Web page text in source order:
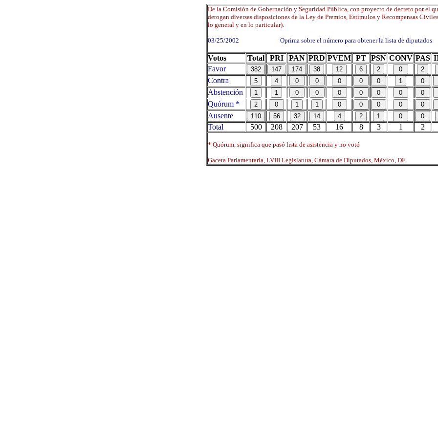
De la Comisión de Gobernación y Seguridad Pública, con proyecto de decreto por el
derogan diversas disposiciones de la Ley de Premios, Estímulos y Recompensas
lo general y en lo particular).
03/25/2002 Oprima sobre el número para obtener la lista de diputados
Votos Total PRI PAN PRD PVEM PT PSN CONV PAS
Favor
Contra
Abstención
Quórum *
Ausente
Total
500 208 207 53 16 8 3 1 2
* Quórum, significa que pasó lista de asistencia y no votó
Gaceta Parlamentaria, LVIII Legislatura, Cámara de Diputados, México, DF.